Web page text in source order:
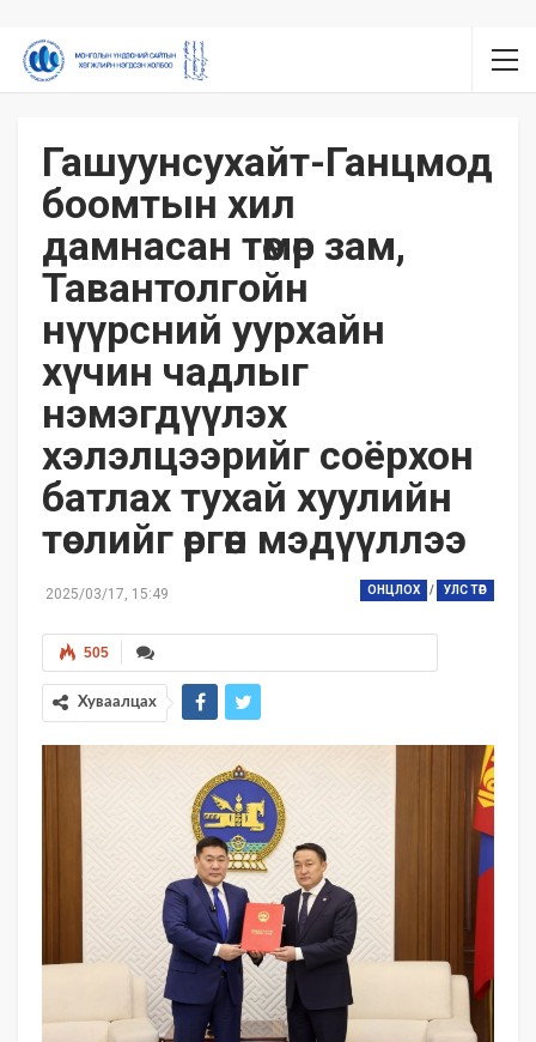
Гашуунсухайт-Ганцмод
боомтын хил
дамнасан төмөр зам,
Тавантолгойн
нүүрсний уурхайн
хүчин чадлыг
нэмэгдүүлэх
хэлэлцээрийг соёрхон
батлах тухай хуулийн
төслийг өргөн мэдүүллээ
ОНЦЛОХ / УЛС ТӨР
2025/03/17, 15:49
505
Хуваалцах